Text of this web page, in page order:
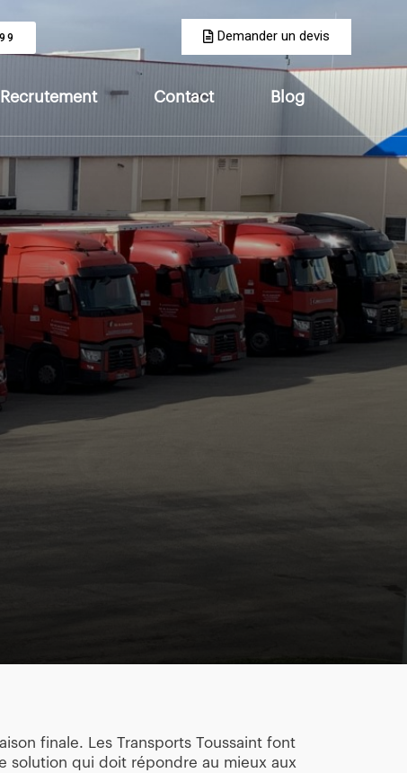
Demander un devis
Recrutement Contact Blog
finale. Les Transports Toussaint font
solution qui doit répondre au mieux aux